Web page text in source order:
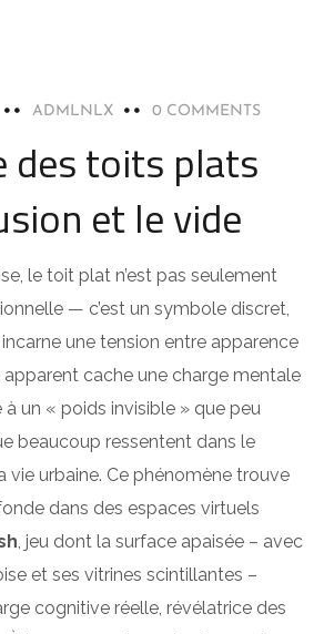
ADMLNLX 0 COMMENTS
des toits plats
et le vide
le toit plat n’est pas seulement
— c’est un symbole discret,
une tension entre apparence
apparent cache une charge mentale
un « poids invisible » que peu
beaucoup ressentent dans le
vie urbaine. Ce phénomène trouve
dans des espaces virtuels
, jeu dont la surface apaisée – avec
et ses vitrines scintillantes –
cognitive réelle, révélatrice des